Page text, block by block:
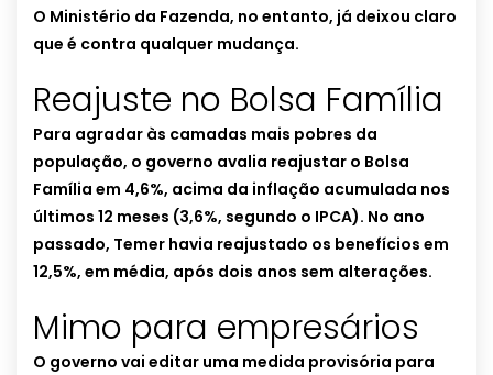
O Ministério da Fazenda, no entanto, já deixou claro
que é contra qualquer mudança.
Reajuste no Bolsa Família
Para agradar às camadas mais pobres da
população, o governo avalia reajustar o Bolsa
Família em 4,6%, acima da inflação acumulada nos
últimos 12 meses (3,6%, segundo o IPCA). No ano
passado, Temer havia reajustado os benefícios em
12,5%, em média, após dois anos sem alterações.
Mimo para empresários
O governo vai editar uma medida provisória para